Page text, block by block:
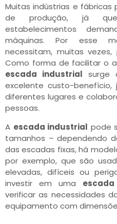
Muitas indústrias e
de produção, já
estabelecimentos
máquinas. Por esse
necessitam, muitas
Como forma de facilitar o
escada industrial surge
excelente custo-
diferentes lugares e
pessoas.
A escada industrial pode
tamanhos – dependendo
das escadas fixas, há
por exemplo, que são
elevadas, difíceis ou
investir em uma
verificar as necessidades
equipamento com